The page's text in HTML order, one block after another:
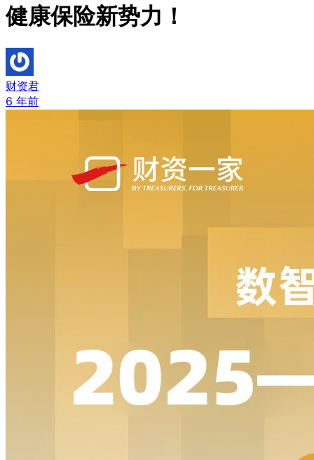
健康保险新势力！
财资君
6 年前